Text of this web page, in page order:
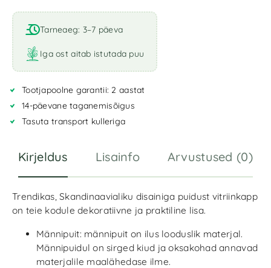
l
t
e
r
n
t
i
Tarneaeg: 3–7 päeva
Iga ost aitab istutada puu
Tootjapoolne garantii: 2 aastat
14-päevane taganemisõigus
Tasuta transport kulleriga
Kirjeldus Lisainfo Arvustused (0)
Trendikas, Skandinaavialiku disainiga puidust vitriinkapp
on teie kodule dekoratiivne ja praktiline lisa.
Männipuit: männipuit on ilus looduslik materjal.
Männipuidul on sirged kiud ja oksakohad annavad
materjalile maalähedase ilme.